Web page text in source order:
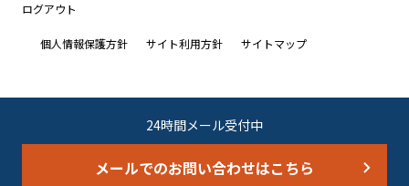
ログアウト
個人情報保護方針 サイト利用方針 サイトマップ
24時間メール受付中
メールでのお問い合わせはこちら